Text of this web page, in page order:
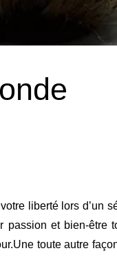
liberté lors d’un
passion et bien-être
toute autre